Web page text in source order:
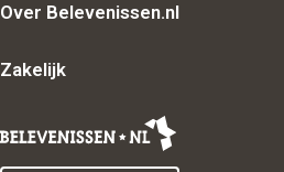
Over Belevenissen.nl
Zakelijk